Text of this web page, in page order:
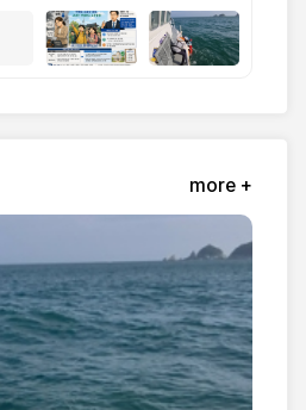
more +